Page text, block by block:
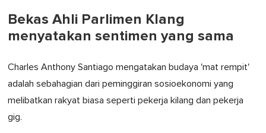
Bekas Ahli Parlimen Klang
menyatakan sentimen yang sama
Charles Anthony Santiago mengatakan budaya 'mat rempit'
adalah sebahagian dari peminggiran sosioekonomi yang
melibatkan rakyat biasa seperti pekerja kilang dan pekerja
gig.